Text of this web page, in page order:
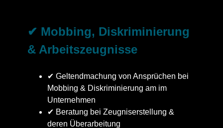
✔ Mobbing, Diskriminierung
& Arbeitszeugnisse
✔ Geltendmachung von Ansprüchen bei
Mobbing & Diskriminierung am im
Unternehmen
✔ Beratung bei Zeugniserstellung &
deren Überarbeitung